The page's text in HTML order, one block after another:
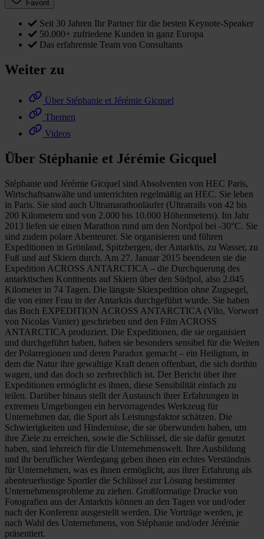
Favorit
Seit 30 Jahren Ihr Partner für die besten Keynote-Speaker
50.000+ zufriedene Kunden in ganz Europa
Das erfahrenste Team von Consultants
Weiter zu
Über Stéphanie et Jérémie Gicquel
Themen
Videos
Über Stéphanie et Jérémie Gicquel
Stéphanie und Jérémie Gicquel sind Absolventen von HEC Paris,
Wirtschaftsanwälte und unterrichten regelmäßig an HEC. Sie leben
in Paris. Sie sind auch Ultramarathonläufer (Ultratrails von 42 bis
200 Kilometern und von 2.000 bis 10.000 Höhenmetern). Im Jahr
2013 liefen sie einen Marathon rund um den Nordpol bei -30°C. Sie
sind zudem polare Abenteurer. Sie organisieren und führen
Expeditionen in Grönland, Spitzbergen, der Antarktis, zu Wasser, zu
Fuß und auf Skiern durch. Am 27. Januar 2015 beendeten sie die
Expedition ACROSS ANTARCTICA – die Durchquerung des
antarktischen Kontinents auf Skiern über den Südpol, also 2.045
Kilometer in 74 Tagen. Die längste Skiexpedition ohne Zugsegel,
die von einer Frau in der Antarktis durchgeführt wurde. Sie haben
das Buch EXPEDITION ACROSS ANTARCTICA (Vilo, Vorwort
von Nicolas Vanier) geschrieben und den Film ACROSS
ANTARCTICA produziert. Die Expeditionen, die sie organisiert
und durchgeführt haben, haben sie besonders sensibel für die Weiten
der Polarregionen und deren Paradox gemacht – ein Heiligtum, in
dem die Natur ihre gewaltige Kraft denen offenbart, die sich dorthin
wagen, und das doch so zerbrechlich ist. Der Bericht über ihre
Expeditionen ermöglicht es ihnen, diese Sensibilität einfach zu
teilen. Darüber hinaus stellt der Austausch ihrer Erfahrungen in
extremen Umgebungen ein hervorragendes Werkzeug für
Unternehmen dar, die Sport als Leistungsfaktor schätzen. Die
Schwierigkeiten und Hindernisse, die sie überwunden haben, um
ihre Ziele zu erreichen, sowie die Schlüssel, die sie dafür genutzt
haben, sind lehrreich für die Unternehmenswelt. Ihre Ausbildung
und ihr beruflicher Werdegang geben ihnen ein echtes Verständnis
für Unternehmen, was es ihnen ermöglicht, aus ihrer Erfahrung als
abenteuerlustige Sportler die Schlüssel zur Lösung bestimmter
Unternehmensprobleme zu ziehen. Großformatige Drucke von
Fotografien aus der Antarktis können an den Tagen vor und/oder
nach der Konferenz ausgestellt werden. Die Vorträge werden, je
nach Wahl des Unternehmens, von Stéphanie und/oder Jérémie
präsentiert.